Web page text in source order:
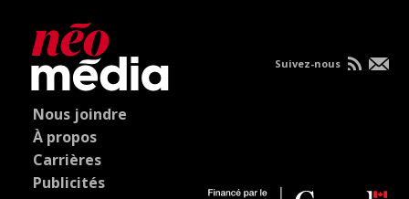
Nous joindre
À propos
Carrières
Publicités
Suivez-nous